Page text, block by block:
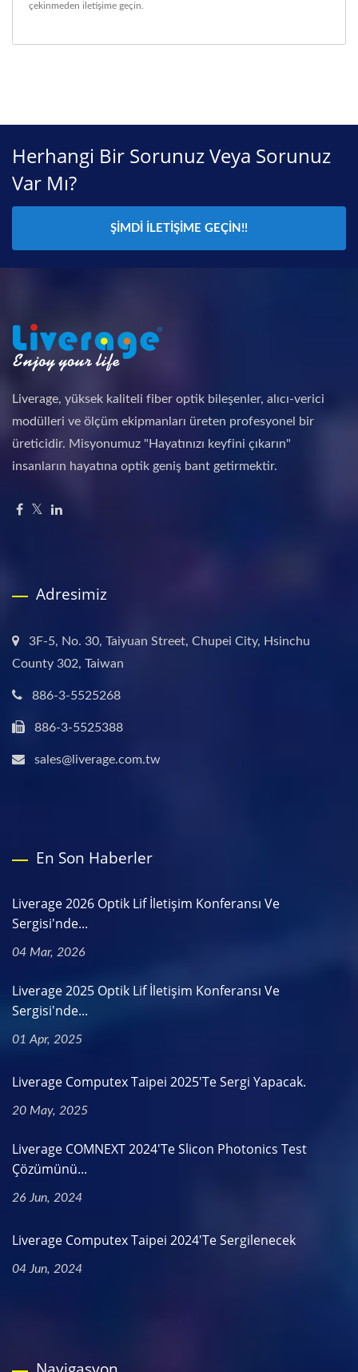
çekinmeden iletişime geçin.
Herhangi Bir Sorunuz Veya Sorunuz
Var Mı?
ŞIMDI İLETIŞIME GEÇIN!!
Liverage, yüksek kaliteli fiber optik bileşenler, alıcı-verici
modülleri ve ölçüm ekipmanları üreten profesyonel bir
üreticidir. Misyonumuz "Hayatınızı keyfini çıkarın"
insanların hayatına optik geniş bant getirmektir.
Adresimiz
3F-5, No. 30, Taiyuan Street, Chupei City, Hsinchu
County 302, Taiwan
886-3-5525268
886-3-5525388
sales@liverage.com.tw
En Son Haberler
Liverage 2026 Optik Lif İletişim Konferansı Ve
Sergisi'nde...
04 Mar, 2026
Liverage 2025 Optik Lif İletişim Konferansı Ve
Sergisi'nde...
01 Apr, 2025
Liverage Computex Taipei 2025'te Sergi Yapacak.
20 May, 2025
Liverage COMNEXT 2024'te Slicon Photonics Test
Çözümünü...
26 Jun, 2024
Liverage Computex Taipei 2024'te Sergilenecek
04 Jun, 2024